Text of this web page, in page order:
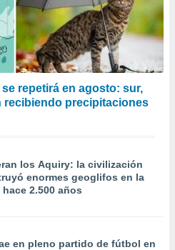
repetirá en agosto: sur,
recibiendo precipitaciones
los Aquiry: la civilización
enormes geoglifos en la
2.500 años
en pleno partido de fútbol en